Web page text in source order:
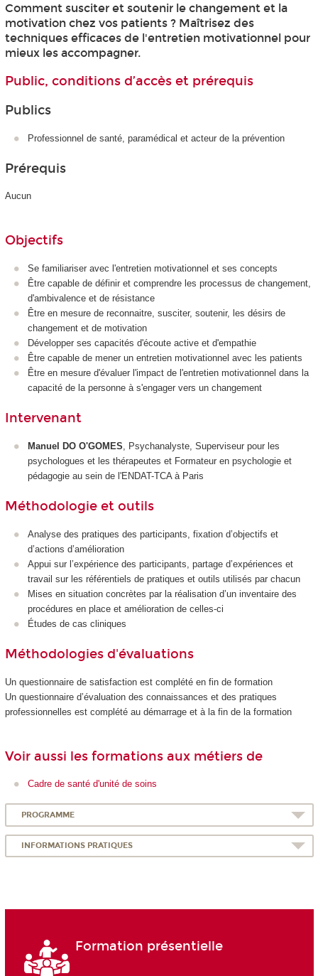
Comment susciter et soutenir le changement et la
motivation chez vos patients ? Maîtrisez des
techniques efficaces de l'entretien motivationnel pour
mieux les accompagner.
Public, conditions d’accès et prérequis
Publics
Professionnel de santé, paramédical et acteur de la prévention
Prérequis
Aucun
Objectifs
Se familiariser avec l'entretien motivationnel et ses concepts
Être capable de définir et comprendre les processus de changement,
d'ambivalence et de résistance
Être en mesure de reconnaitre, susciter, soutenir, les désirs de
changement et de motivation
Développer ses capacités d'écoute active et d'empathie
Être capable de mener un entretien motivationnel avec les patients
Être en mesure d'évaluer l'impact de l'entretien motivationnel dans la
capacité de la personne à s'engager vers un changement
Intervenant
Manuel DO O'GOMES , Psychanalyste, Superviseur pour les
psychologues et les thérapeutes et Formateur en psychologie et
pédagogie au sein de l'ENDAT-TCA à Paris
Méthodologie et outils
Analyse des pratiques des participants, fixation d’objectifs et
d’actions d’amélioration
Appui sur l’expérience des participants, partage d’expériences et
travail sur les référentiels de pratiques et outils utilisés par chacun
Mises en situation concrètes par la réalisation d’un inventaire des
procédures en place et amélioration de celles-ci
Études de cas cliniques
Méthodologies d'évaluations
Un questionnaire de satisfaction est complété en fin de formation
Un questionnaire d’évaluation des connaissances et des pratiques
professionnelles est complété au démarrage et à la fin de la formation
Voir aussi les formations aux métiers de
Cadre de santé d'unité de soins
PROGRAMME
INFORMATIONS PRATIQUES
Formation présentielle